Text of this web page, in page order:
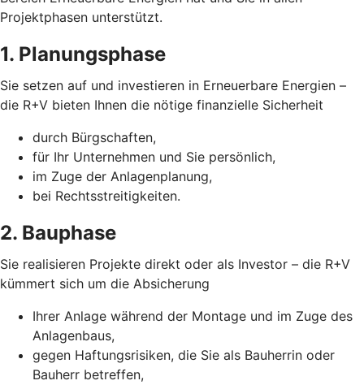
Projektphasen unterstützt.
1. Planungsphase
Sie setzen auf und investieren in Erneuerbare Energien –
die R+V bieten Ihnen die nötige finanzielle Sicherheit
durch Bürgschaften,
für Ihr Unternehmen und Sie persönlich,
im Zuge der Anlagenplanung,
bei Rechtsstreitigkeiten.
2. Bauphase
Sie realisieren Projekte direkt oder als Investor – die R+V
kümmert sich um die Absicherung
Ihrer Anlage während der Montage und im Zuge des
Anlagenbaus,
gegen Haftungsrisiken, die Sie als Bauherrin oder
Bauherr betreffen,